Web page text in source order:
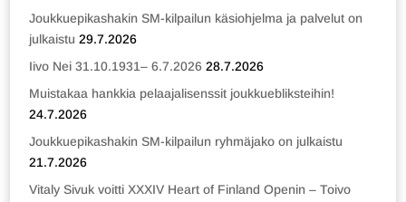
Joukkuepikashakin SM-kilpailun käsiohjelma ja palvelut on
julkaistu 29.7.2026
Iivo Nei 31.10.1931– 6.7.2026 28.7.2026
Muistakaa hankkia pelaajalisenssit joukkuebliksteihin!
24.7.2026
Joukkuepikashakin SM-kilpailun ryhmäjako on julkaistu
21.7.2026
Vitaly Sivuk voitti XXXIV Heart of Finland Openin – Toivo